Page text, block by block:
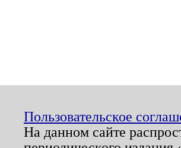
Пользовательское
На данном сайте